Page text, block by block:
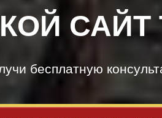
САЙТ
бесплатную